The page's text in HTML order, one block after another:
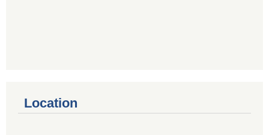
Location